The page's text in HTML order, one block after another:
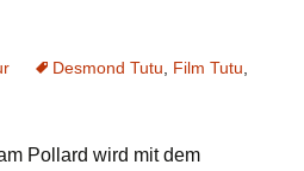
Desmond Tutu Film Tutu
Pollard wird mit dem